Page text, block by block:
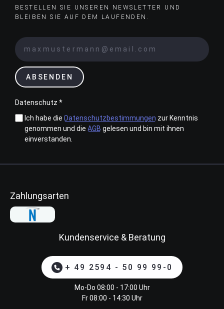
BESTELLEN SIE UNSEREN NEWSLETTER UND
BLEIBEN SIE AUF DEM LAUFENDEN.
ABSENDEN
Datenschutz *
Ich habe die Datenschutzbestimmungen zur Kenntnis
genommen und die AGB gelesen und bin mit ihnen
einverstanden.
Zahlungsarten
Kundenservice & Beratung
+ 49 2594 - 50 99 99-0
Mo-Do 08:00 - 17:00 Uhr
Fr 08:00 - 14:30 Uhr